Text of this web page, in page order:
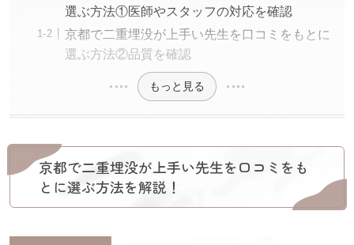
選ぶ方法①医師やスタッフの対応を確認
京都で二重埋没が上手い先生を口コミをもとに
選ぶ方法②品質を確認
もっと見る
京都で二重埋没が上手い先生を口コミをも
とに選ぶ方法を解説！